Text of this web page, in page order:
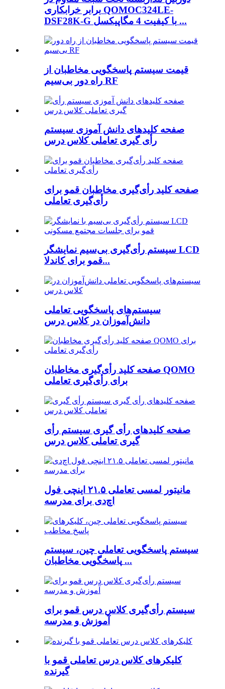
برابر خرابکاری QOMOC324LE-
DSF28K-G با کیفیت 4 مگاپیکسل ...
قیمت سیستم پاسخگویی مخاطبان از
راه دور بی‌سیم RF
صفحه کلیدهای دانش آموزی سیستم
رأی گیری تعاملی کلاس درس
صفحه کلید رأی‌گیری مخاطبان قمو برای
رأی‌گیری تعاملی
سیستم رأی‌گیری بی‌سیم نمایشگر LCD
قمو برای کاندلا...
سیستم‌های پاسخگویی تعاملی
دانش‌آموزان در کلاس درس
صفحه کلید رأی‌گیری مخاطبان QOMO
برای رأی‌گیری تعاملی
صفحه کلیدهای رأی گیری سیستم رأی
گیری تعاملی کلاس درس
مانیتور لمسی تعاملی ۲۱.۵ اینچی فول
اچ‌دی برای مدرسه
سیستم پاسخگویی تعاملی چین، سیستم
پاسخگویی مخاطبان ...
سیستم رأی‌گیری کلاس درس قمو برای
آموزش و مدرسه
کلیکرهای کلاس درس تعاملی قمو با
گیرنده